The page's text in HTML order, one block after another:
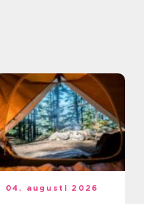
04. augusti 2026